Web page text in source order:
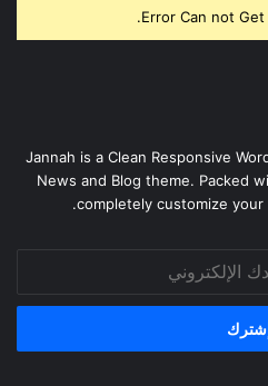
Error Can not
Jannah is a Clean Responsive
News and Blog theme. Packed
completely customize